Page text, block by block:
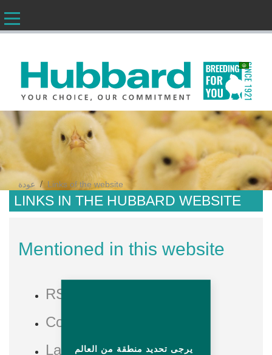
AR
/ Links of the website
LINKS IN THE HUBBARD WEBSITE
Mentioned in this website
RSCPA
Code Efabar
Label Rouge (Synalaf)
يرجى تحديد منطقة من العالم